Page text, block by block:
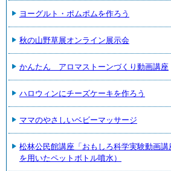
ヨーグルト・ポムポムを作ろう
秋の山野草展オンライン展示会
かんたん アロマストーンづくり動画講座
ハロウィンにチーズケーキを作ろう
ママのやさしいベビーマッサージ
松林公民館講座「おもしろ科学実験動画
を用いたペットボトル噴水）